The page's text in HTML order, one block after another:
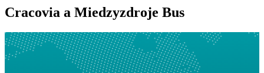
Cracovia a Miedzyzdroje Bus